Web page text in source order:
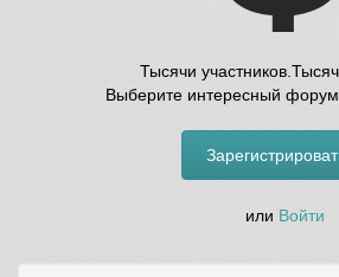
Тысячи
Выберите интересный форум,
или Войти